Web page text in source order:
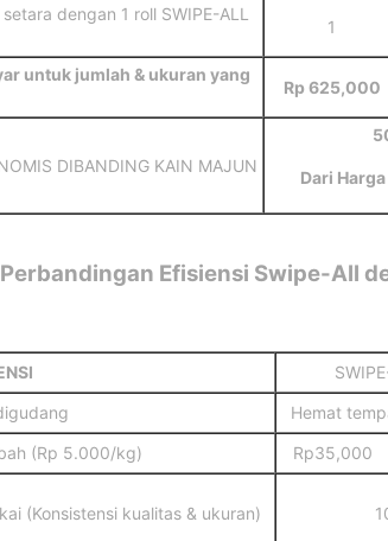
dengan 1 roll SWIPE-ALL
1
untuk jumlah & ukuran yang
Rp 625,000
DIBANDING KAIN MAJUN
Dari
Perbandingan Efisiensi Swipe-All
Hemat
(Rp 5.000/kg)
Rp35,000
(Konsistensi kualitas & ukuran)